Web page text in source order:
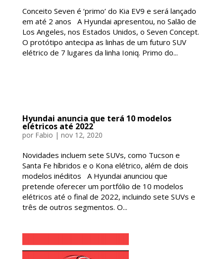
Conceito Seven é ‘primo’ do Kia EV9 e será lançado
em até 2 anos A Hyundai apresentou, no Salão de
Los Angeles, nos Estados Unidos, o Seven Concept.
O protótipo antecipa as linhas de um futuro SUV
elétrico de 7 lugares da linha Ioniq. Primo do...
Hyundai anuncia que terá 10 modelos
elétricos até 2022
por Fabio | nov 12, 2020
Novidades incluem sete SUVs, como Tucson e
Santa Fe híbridos e o Kona elétrico, além de dois
modelos inéditos A Hyundai anunciou que
pretende oferecer um portfólio de 10 modelos
elétricos até o final de 2022, incluindo sete SUVs e
três de outros segmentos. O...